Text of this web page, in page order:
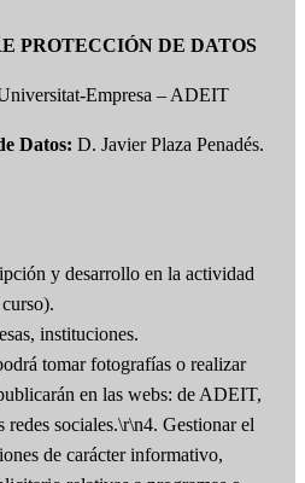
PROTECCIÓN DE DATOS
Empresa – ADEIT
Datos: D. Javier Plaza Penadés.
y desarrollo en la actividad
instituciones.
tomar fotografías o realizar
en las webs: de ADEIT,
redes sociales.\r\n4. Gestionar el
de carácter informativo,